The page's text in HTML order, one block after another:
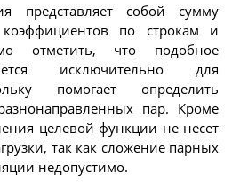
представляет собой сумму
по строкам и
отметить, что подобное
исключительно для
помогает определить
пар. Кроме
целевой функции не несет
так как сложение парных
недопустимо.